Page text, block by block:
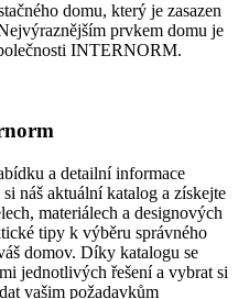
domu, který je zasazen
prvkem domu je
INTERNORM.
a detailní informace
náš aktuální katalog a získejte
materiálech a designových
tipy k výběru správného
domov. Díky katalogu se
jednotlivých řešení a vybrat si
vašim požadavkům